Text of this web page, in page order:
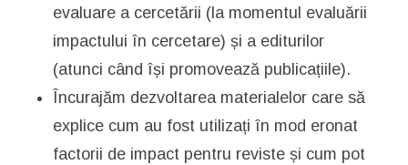
evaluare a cercetării (la momentul evaluării
impactului în cercetare) și a editurilor
(atunci când își promovează publicațiile).
Încurajăm dezvoltarea materialelor care să
explice cum au fost utilizați în mod eronat
factorii de impact pentru reviste și cum pot